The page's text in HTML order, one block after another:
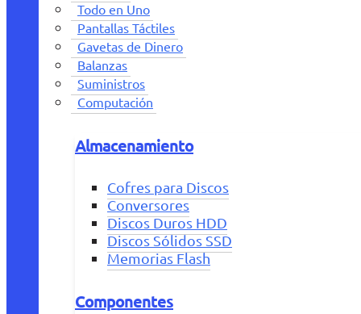
Todo en Uno
Pantallas Táctiles
Gavetas de Dinero
Balanzas
Suministros
Computación
Almacenamiento
Cofres para Discos
Conversores
Discos Duros HDD
Discos Sólidos SSD
Memorias Flash
Componentes